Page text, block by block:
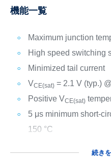
機能一覧
Maximum junction
High speed switching
Minimized tail current
VCE(sat)= 2.1 V (typ.) @
Positive VCE(sat)
5 μs minimum short-
150 °C
続き